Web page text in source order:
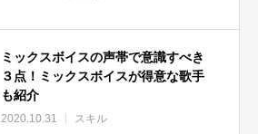
ミックスボイスの声帯で意識すべき
３点！ミックスボイスが得意な歌手
も紹介
2020.10.31 スキル